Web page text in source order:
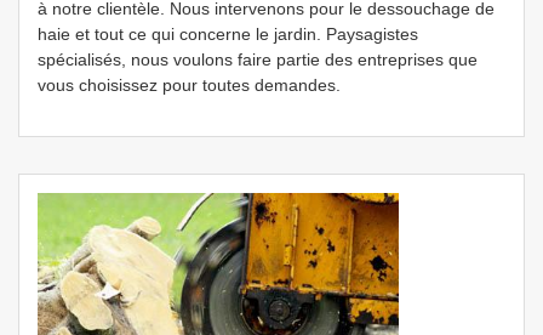
à notre clientèle. Nous intervenons pour le dessouchage de
haie et tout ce qui concerne le jardin. Paysagistes
spécialisés, nous voulons faire partie des entreprises que
vous choisissez pour toutes demandes.